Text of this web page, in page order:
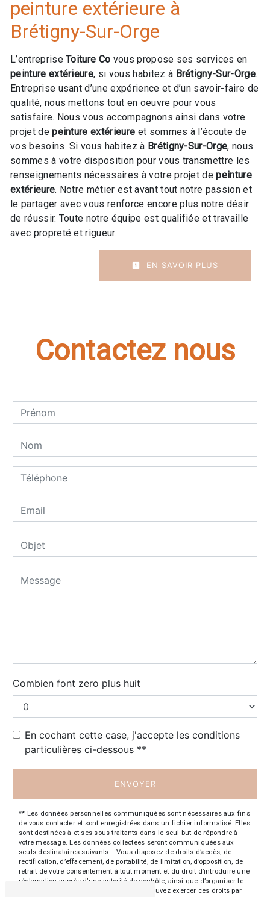
peinture extérieure à
Brétigny-Sur-Orge
L’entrepriseToiture Co vous propose ses services en
peinture extérieure, si vous habitez à Brétigny-Sur-Orge.
Entreprise usant d’une expérience et d’un savoir-faire de
qualité, nous mettons tout en oeuvre pour vous
satisfaire. Nous vous accompagnons ainsi dans votre
projet depeinture extérieure et sommes à l’écoute de
vos besoins. Si vous habitez à Brétigny-Sur-Orge, nous
sommes à votre disposition pour vous transmettre les
renseignements nécessaires à votre projet depeinture
extérieure. Notre métier est avant tout notre passion et
le partager avec vous renforce encore plus notre désir
de réussir. Toute notre équipe est qualifiée et travaille
avec propreté et rigueur.
EN SAVOIR PLUS
Contactez nous
Combien font zero plus huit
En cochant cette case, j'accepte les conditions
particulières ci-dessous **
ENVOYER
** Les données personnelles communiquées sont nécessaires aux fins
de vous contacter et sont enregistrées dans un fichier informatisé. Elles
sont destinées à et ses sous-traitants dans le seul but de répondre à
votre message. Les données collectées seront communiquées aux
seuls destinataires suivants: . Vous disposez de droits d’accès, de
rectification, d’effacement, de portabilité, de limitation, d’opposition, de
retrait de votre consentement à tout moment et du droit d’introduire une
réclamation auprès d’une autorité de contrôle, ainsi que d’organiser le
sort de vos données post-mortem. Vous pouvez exercer ces droits par